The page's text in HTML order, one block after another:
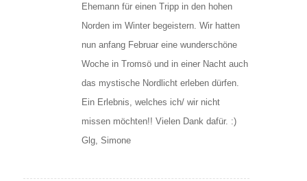
Ehemann für einen Tripp in den hohen
Norden im Winter begeistern. Wir hatten
nun anfang Februar eine wunderschöne
Woche in Tromsö und in einer Nacht auch
das mystische Nordlicht erleben dürfen.
Ein Erlebnis, welches ich/ wir nicht
missen möchten!! Vielen Dank dafür. :)
Glg, Simone